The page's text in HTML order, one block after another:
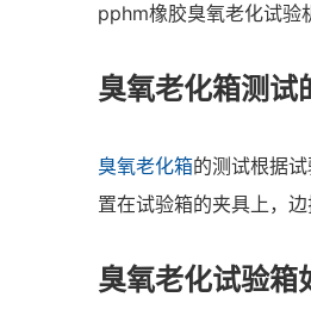
pphm橡胶臭氧老化试验
臭氧老化箱测试
臭氧老化箱的测试根据
置在试验箱的夹具上，
臭氧老化试验箱